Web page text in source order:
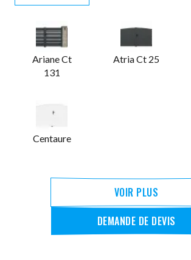
Ariane Ct
131
Atria Ct 25
Centaure
VOIR PLUS
DEMANDE DE DEVIS